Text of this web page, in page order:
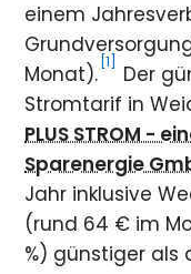
einem
Monat). [1]
Der
Stromtarif in
PLUS STROM -
Sparenergie
Jahr inklusive
(rund 64 € im
%) günstiger als